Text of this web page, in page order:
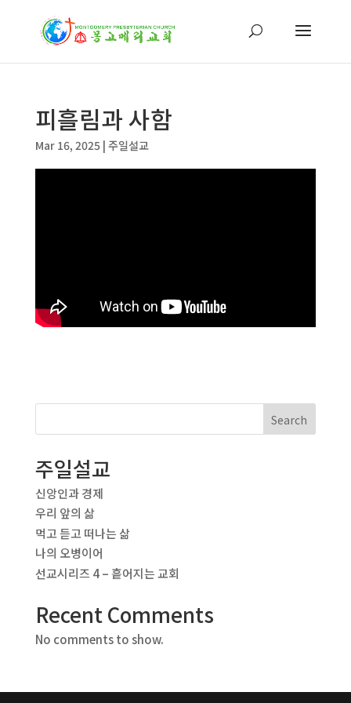
피흘림과 사함
Mar 16, 2025| 주일설교
Search
주일설교
신앙인과 경제
우리 앞의 삶
먹고 듣고 떠나는 삶
나의 오병이어
선교시리즈 4 – 흩어지는 교회
Recent Comments
No comments to show.